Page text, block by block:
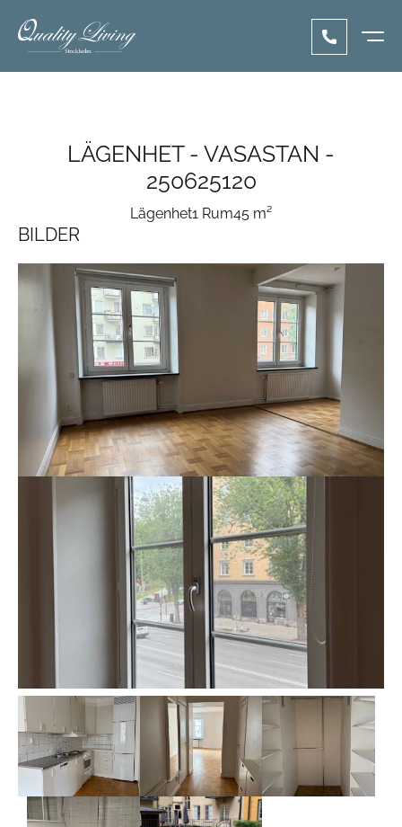
LÄGENHET - VASASTAN -
250625120
Lägenhet1 Rum45 m²
BILDER